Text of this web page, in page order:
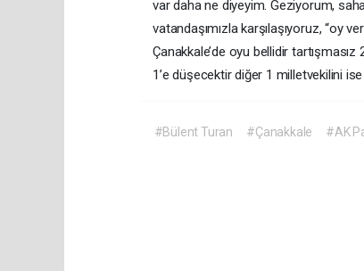
var daha ne diyeyim. Geziyorum,
vatandaşımızla karşılaşıyoruz, “oy
Çanakkale’de oyu bellidir tartışmasız
1’e düşecektir diğer 1 milletvekilini ise
#Bülent Turan #Çanakkale #AK